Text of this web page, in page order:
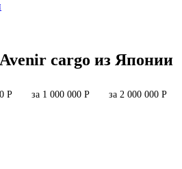
cargo из Японии
Р за 1 000 000 Р за 2 000 000 Р